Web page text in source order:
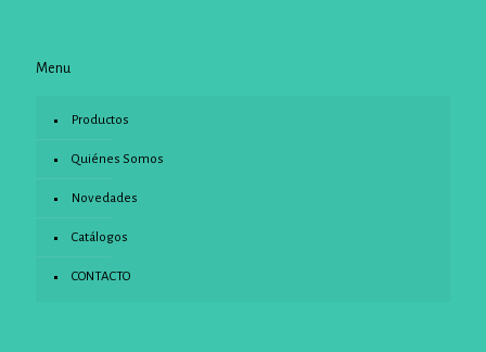
Menu
Productos
Quiénes Somos
Novedades
Catálogos
CONTACTO